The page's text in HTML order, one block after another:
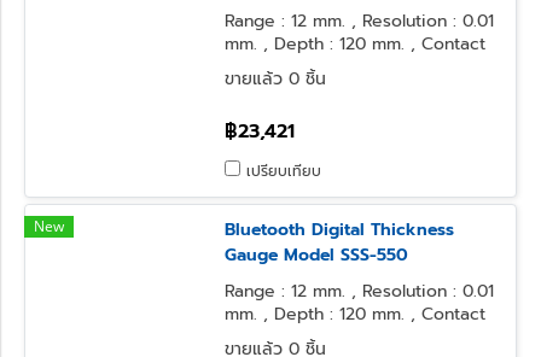
Range : 12 mm. , Resolution : 0.01
mm. , Depth : 120 mm. , Contact
Point : φ3.2 Ball , Anvil Form : φ10
Flat
ขายแล้ว 0 ชิ้น
฿23,421
เปรียบเทียบ
New
Bluetooth Digital Thickness
Gauge Model SSS-550
Range : 12 mm. , Resolution : 0.01
mm. , Depth : 120 mm. , Contact
Point : φ10 Flat , Anvil Form : φ10
ขายแล้ว 0 ชิ้น